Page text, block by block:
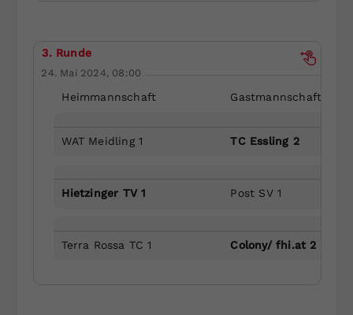
3. Runde
24. Mai 2024, 08:00
Heimmannschaft Gastmannschaft
WAT Meidling 1 TC Essling 2
Hietzinger TV 1 Post SV 1
Terra Rossa TC 1 Colony/ fhi.at 2